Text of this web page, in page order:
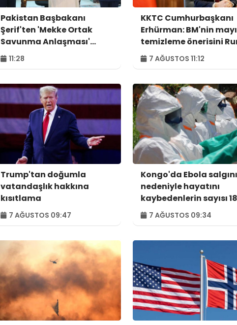
Pakistan Başbakanı
Şerif'ten 'Mekke Ortak
Savunma Anlaşması'
mesajı
11:28
KKTC Cumhurbaşkanı
Erhürman: BM'nin
temizleme önerisini
tarafı reddetti
7 AĞUSTOS 11:12
Trump'tan doğumla
vatandaşlık hakkına
kısıtlama
7 AĞUSTOS 09:47
Kongo'da Ebola salgını
nedeniyle hayatını
kaybedenlerin sayısı
yükseldi
7 AĞUSTOS 09:34